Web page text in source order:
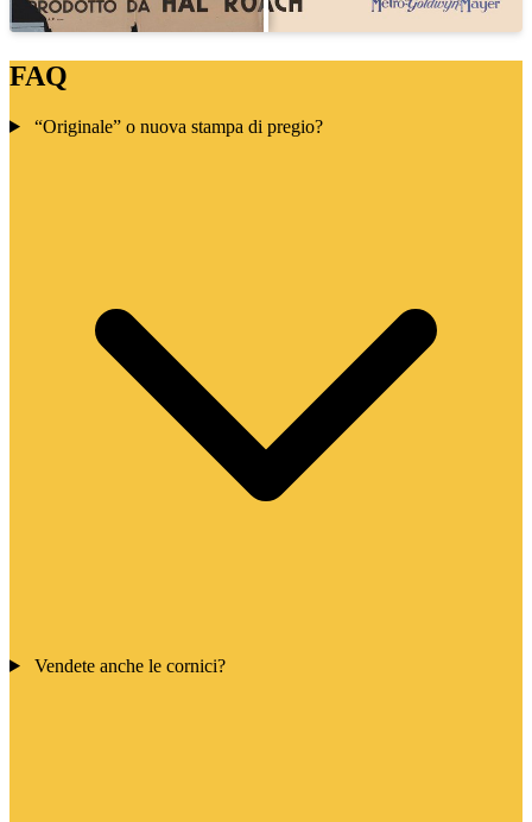
FAQ
“Originale” o nuova stampa di pregio?
Vendete anche le cornici?